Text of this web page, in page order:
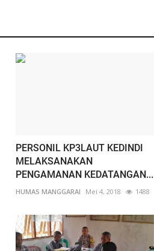
PERSONIL KP3LAUT KEDINDI
MELAKSANAKAN
PENGAMANAN KEDATANGAN...
HUMAS MANGGARAI Mei 4, 2018 1488